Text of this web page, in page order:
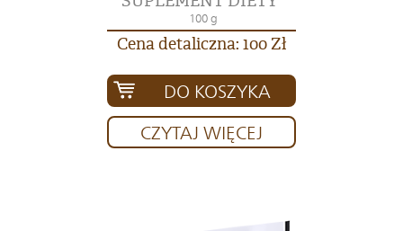
100 g
Cena detaliczna: 100 Zł
DO KOSZYKA
CZYTAJ WIĘCEJ